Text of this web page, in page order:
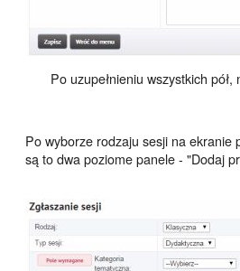
Po uzupełnieniu wszystkich pół,
Po wyborze rodzaju sesji na
są to dwa poziome panele - "Dodaj